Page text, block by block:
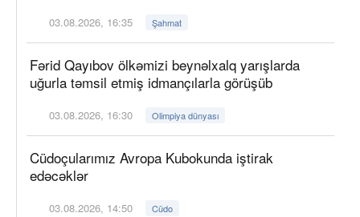
03.08.2026, 16:35 Şahmat
Fərid Qayıbov ölkəmizi beynəlxalq yarışlarda
uğurla təmsil etmiş idmançılarla görüşüb
03.08.2026, 16:30 Olimpiya dünyası
Cüdoçularımız Avropa Kubokunda iştirak
edəcəklər
03.08.2026, 14:50 Cüdo